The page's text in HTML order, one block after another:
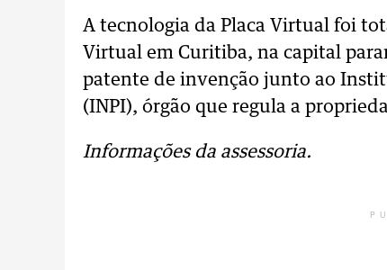
A tecnologia da Placa Virtual foi
Virtual em Curitiba, na capital
patente de invenção junto ao
(INPI), órgão que regula a
Informações da assessoria.